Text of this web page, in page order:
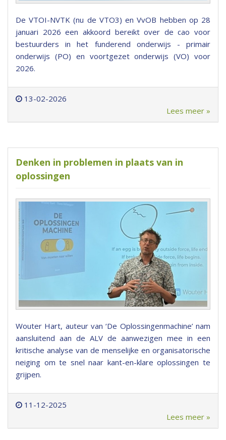
De VTOI-NVTK (nu de VTO3) en VvOB hebben op 28
januari 2026 een akkoord bereikt over de cao voor
bestuurders in het funderend onderwijs - primair
onderwijs (PO) en voortgezet onderwijs (VO) voor
2026.
13-02-2026
Lees meer »
Denken in problemen in plaats van in
oplossingen
Wouter Hart, auteur van ‘De Oplossingenmachine’ nam
aansluitend aan de ALV de aanwezigen mee in een
kritische analyse van de menselijke en organisatorische
neiging om te snel naar kant-en-klare oplossingen te
grijpen.
11-12-2025
Lees meer »